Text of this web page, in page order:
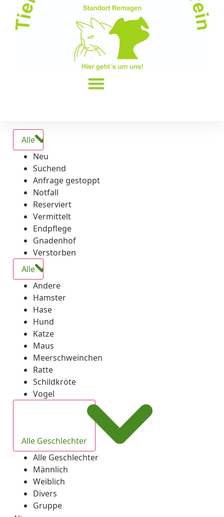
Alle
Neu
Suchend
Anfrage gestoppt
Notfall
Reserviert
Vermittelt
Endpflege
Gnadenhof
Verstorben
Alle
Andere
Hamster
Hase
Hund
Katze
Maus
Meerschweinchen
Ratte
Schildkröte
Vogel
Alle Geschlechter
Alle Geschlechter
Männlich
Weiblich
Divers
Gruppe